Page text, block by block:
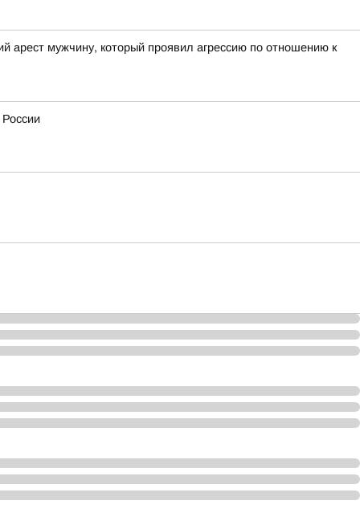
арест мужчину, который проявил агрессию по отношению к